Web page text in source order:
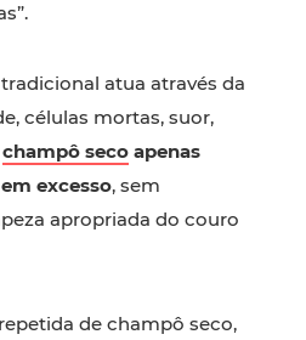
atua através da
células mortas, suor,
champô seco apenas
excesso, sem
apropriada do couro
de champô seco,